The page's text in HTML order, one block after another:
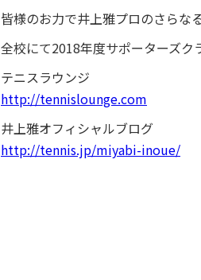
皆様のお力で井上雅プロのさらな
全校にて2018年度サポーターズ
テニスラウンジ
http://tennislounge.com
井上雅オフィシャルブログ
http://tennis.jp/miyabi-inoue/